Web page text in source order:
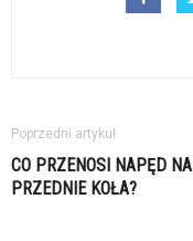
Poprzedni artykuł
CO PRZENOSI NAPĘD NA
PRZEDNIE KOŁA?